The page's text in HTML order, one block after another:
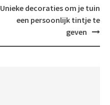
Unieke decoraties om je tuin
een persoonlijk tintje te
geven